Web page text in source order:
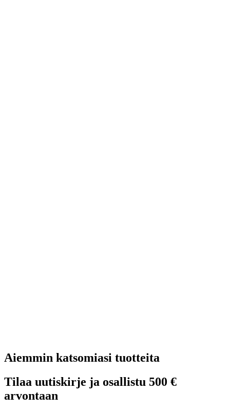
Aiemmin katsomiasi tuotteita
Tilaa uutiskirje ja osallistu 500 €
arvontaan